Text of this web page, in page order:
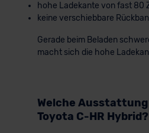
hohe Ladekante von fast 80
keine verschiebbare
Gerade beim Beladen
macht sich die hohe
Welche
Toyota C-HR Hybrid?